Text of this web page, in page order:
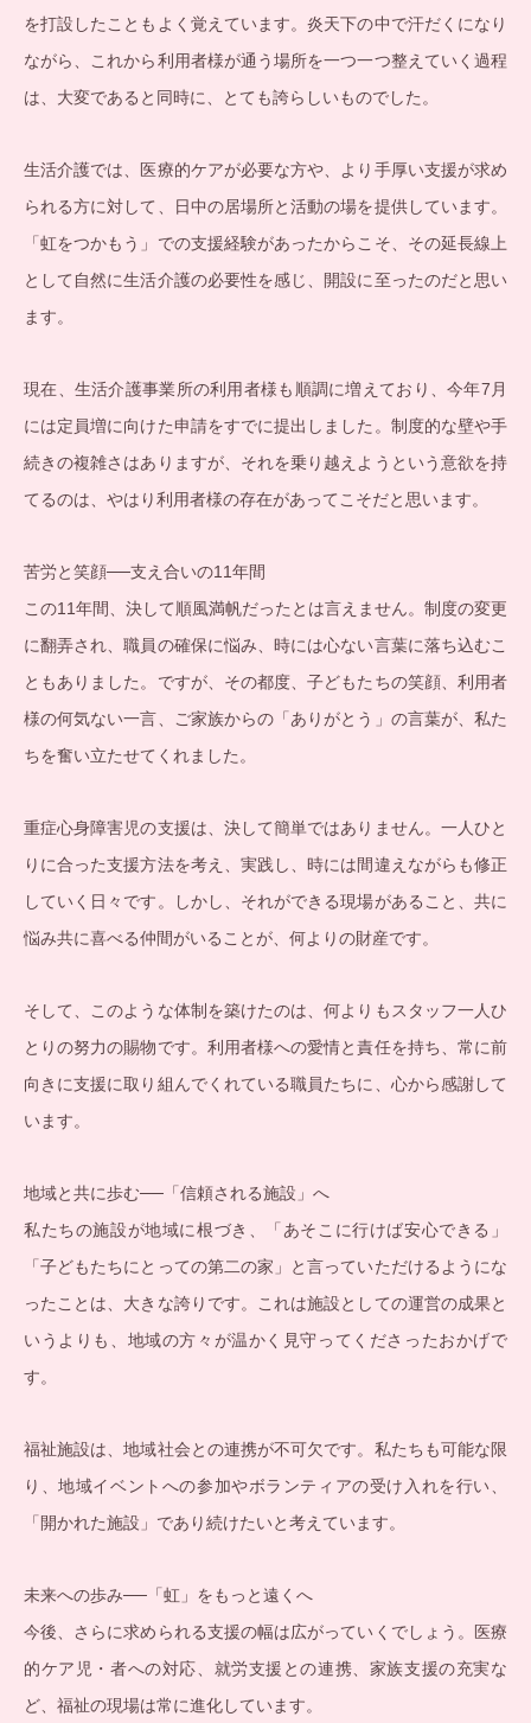
を打設したこともよく覚えています。炎天下の中で汗だくになり
ながら、これから利用者様が通う場所を一つ一つ整えていく過程
は、大変であると同時に、とても誇らしいものでした。
生活介護では、医療的ケアが必要な方や、より手厚い支援が求め
られる方に対して、日中の居場所と活動の場を提供しています。
「虹をつかもう」での支援経験があったからこそ、その延長線上
として自然に生活介護の必要性を感じ、開設に至ったのだと思い
ます。
現在、生活介護事業所の利用者様も順調に増えており、今年7月
には定員増に向けた申請をすでに提出しました。制度的な壁や手
続きの複雑さはありますが、それを乗り越えようという意欲を持
てるのは、やはり利用者様の存在があってこそだと思います。
苦労と笑顔──支え合いの11年間
この11年間、決して順風満帆だったとは言えません。制度の変更
に翻弄され、職員の確保に悩み、時には心ない言葉に落ち込むこ
ともありました。ですが、その都度、子どもたちの笑顔、利用者
様の何気ない一言、ご家族からの「ありがとう」の言葉が、私た
ちを奮い立たせてくれました。
重症心身障害児の支援は、決して簡単ではありません。一人ひと
りに合った支援方法を考え、実践し、時には間違えながらも修正
していく日々です。しかし、それができる現場があること、共に
悩み共に喜べる仲間がいることが、何よりの財産です。
そして、このような体制を築けたのは、何よりもスタッフ一人ひ
とりの努力の賜物です。利用者様への愛情と責任を持ち、常に前
向きに支援に取り組んでくれている職員たちに、心から感謝して
います。
地域と共に歩む──「信頼される施設」へ
私たちの施設が地域に根づき、「あそこに行けば安心できる」
「子どもたちにとっての第二の家」と言っていただけるようにな
ったことは、大きな誇りです。これは施設としての運営の成果と
いうよりも、地域の方々が温かく見守ってくださったおかげで
す。
福祉施設は、地域社会との連携が不可欠です。私たちも可能な限
り、地域イベントへの参加やボランティアの受け入れを行い、
「開かれた施設」であり続けたいと考えています。
未来への歩み──「虹」をもっと遠くへ
今後、さらに求められる支援の幅は広がっていくでしょう。医療
的ケア児・者への対応、就労支援との連携、家族支援の充実な
ど、福祉の現場は常に進化しています。